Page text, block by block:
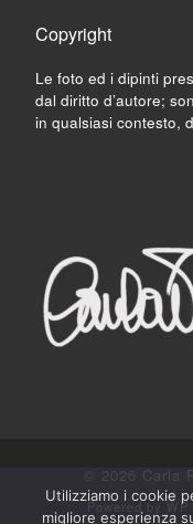
Copyright
Le foto ed i dipinti
dal diritto d’autore;
in qualsiasi contesto,
© 2026 Carla
Powered byWP
Utilizziamo i cookie
migliore esperienza